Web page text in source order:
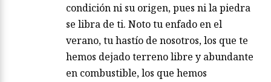
condición ni su origen, pues ni la piedra
se libra de ti. Noto tu enfado en el
verano, tu hastío de nosotros, los que te
hemos dejado terreno libre y abundante
en combustible, los que hemos